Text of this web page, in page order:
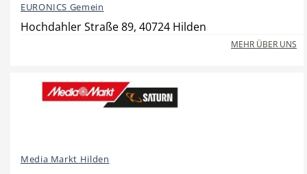
Auto Handwerk
Sport & Freizeit Gesundheit
EURONICS Gemein
Hochdahler Straße 89, 40724 Hilden
MEHR ÜBER UNS
Media Markt Hilden